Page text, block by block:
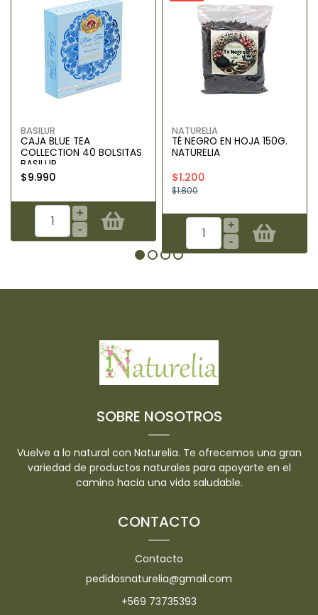
BASILUR
CAJA BLUE TEA
COLLECTION 40 BOLSITAS
BASILUR
$9.990
+
-
NATURELIA
TÉ NEGRO EN HOJA 150G.
NATURELIA
$1.200
$1.800
+
-
SOBRE NOSOTROS
Vuelve a lo natural con Naturelia. Te ofrecemos una gran
variedad de productos naturales para apoyarte en el
camino hacia una vida saludable.
CONTACTO
Contacto
pedidosnaturelia@gmail.com
+569 73735393